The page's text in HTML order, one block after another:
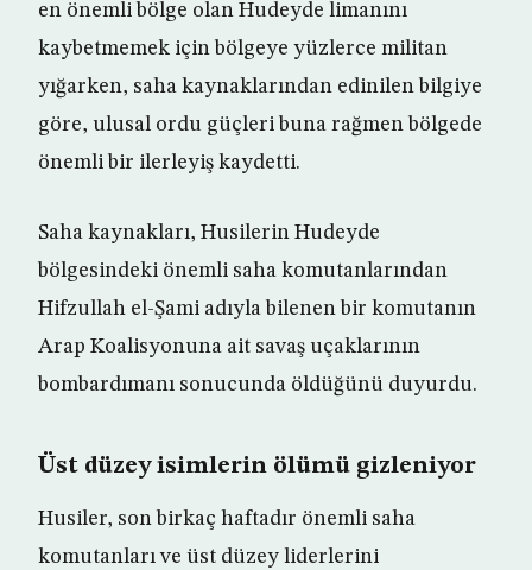
en önemli bölge olan Hudeyde limanını
kaybetmemek için bölgeye yüzlerce militan
yığarken, saha kaynaklarından edinilen bilgiye
göre, ulusal ordu güçleri buna rağmen bölgede
önemli bir ilerleyiş kaydetti.
Saha kaynakları, Husilerin Hudeyde
bölgesindeki önemli saha komutanlarından
Hifzullah el-Şami adıyla bilenen bir komutanın
Arap Koalisyonuna ait savaş uçaklarının
bombardımanı sonucunda öldüğünü duyurdu.
Üst düzey isimlerin ölümü gizleniyor
Husiler, son birkaç haftadır önemli saha
komutanları ve üst düzey liderlerini